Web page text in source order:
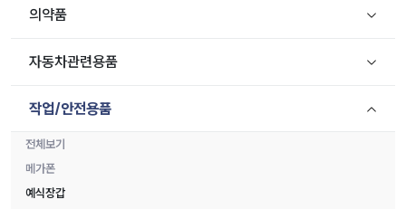
의약품
자동차관련용품
작업/안전용품
전체보기
메가폰
예식장갑